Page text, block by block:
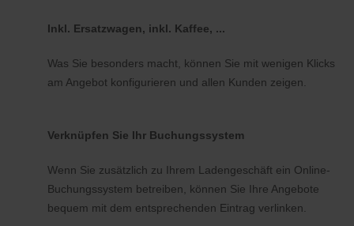
Inkl. Ersatzwagen, inkl. Kaffee, ...
Was Sie besonders macht, können Sie mit wenigen Klicks
am Angebot konfigurieren und allen Kunden zeigen.
Verknüpfen Sie Ihr Buchungssystem
Wenn Sie zusätzlich zu Ihrem Ladengeschäft ein Online-
Buchungssystem betreiben, können Sie Ihre Angebote
bequem mit dem entsprechenden Eintrag verlinken.